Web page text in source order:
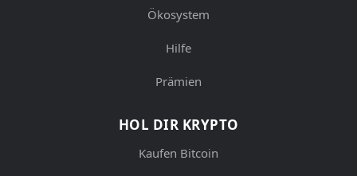
Ökosystem
Hilfe
Prämien
HOL DIR KRYPTO
Kaufen Bitcoin